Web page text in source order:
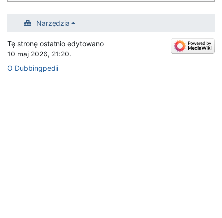
Narzędzia
Tę stronę ostatnio edytowano
10 maj 2026, 21:20.
O Dubbingpedii